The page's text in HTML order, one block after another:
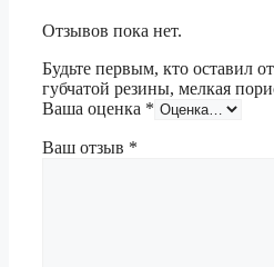
Отзывов пока нет.
Будьте первым, кто оставил
губчатой резины, мелкая
Ваша оценка *
Ваш отзыв *